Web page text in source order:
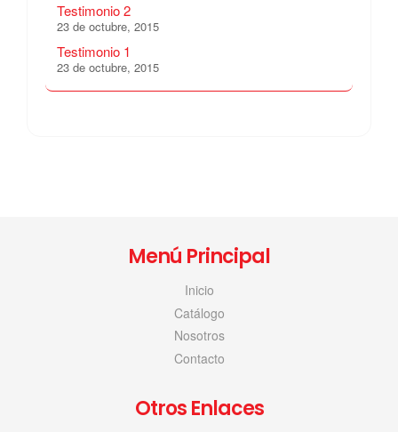
Testimonio 2
23 de octubre, 2015
Testimonio 1
23 de octubre, 2015
Menú Principal
Inicio
Catálogo
Nosotros
Contacto
Otros Enlaces